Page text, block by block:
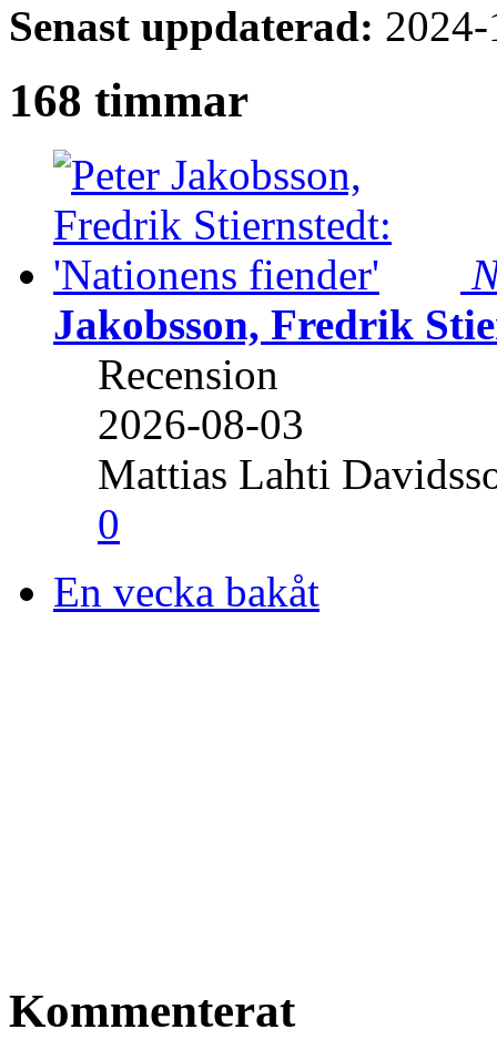
Senast uppdaterad:
168 timmar
Jakobsson, Fredrik
Recension
2026-08-03
Mattias Lahti
0
En vecka bakåt
Kommenterat